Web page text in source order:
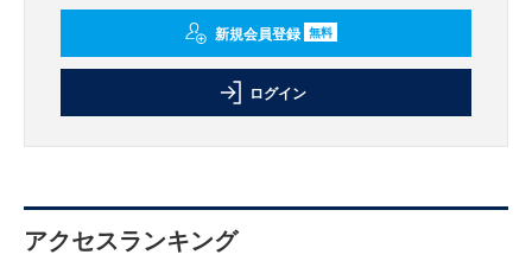
新規会員登録 無料
ログイン
アクセスランキング